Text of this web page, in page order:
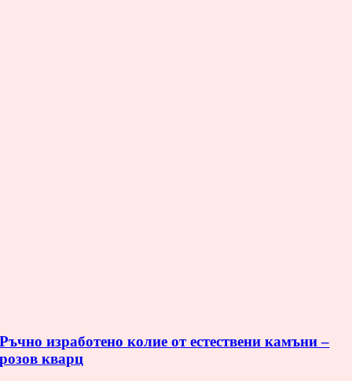
Ръчно изработено колие от естествени камъни –
розов кварц